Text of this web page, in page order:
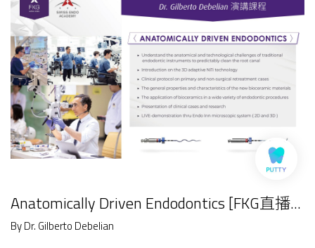
Anatomically Driven Endodontics [FKG直播...
By Dr. Gilberto Debelian